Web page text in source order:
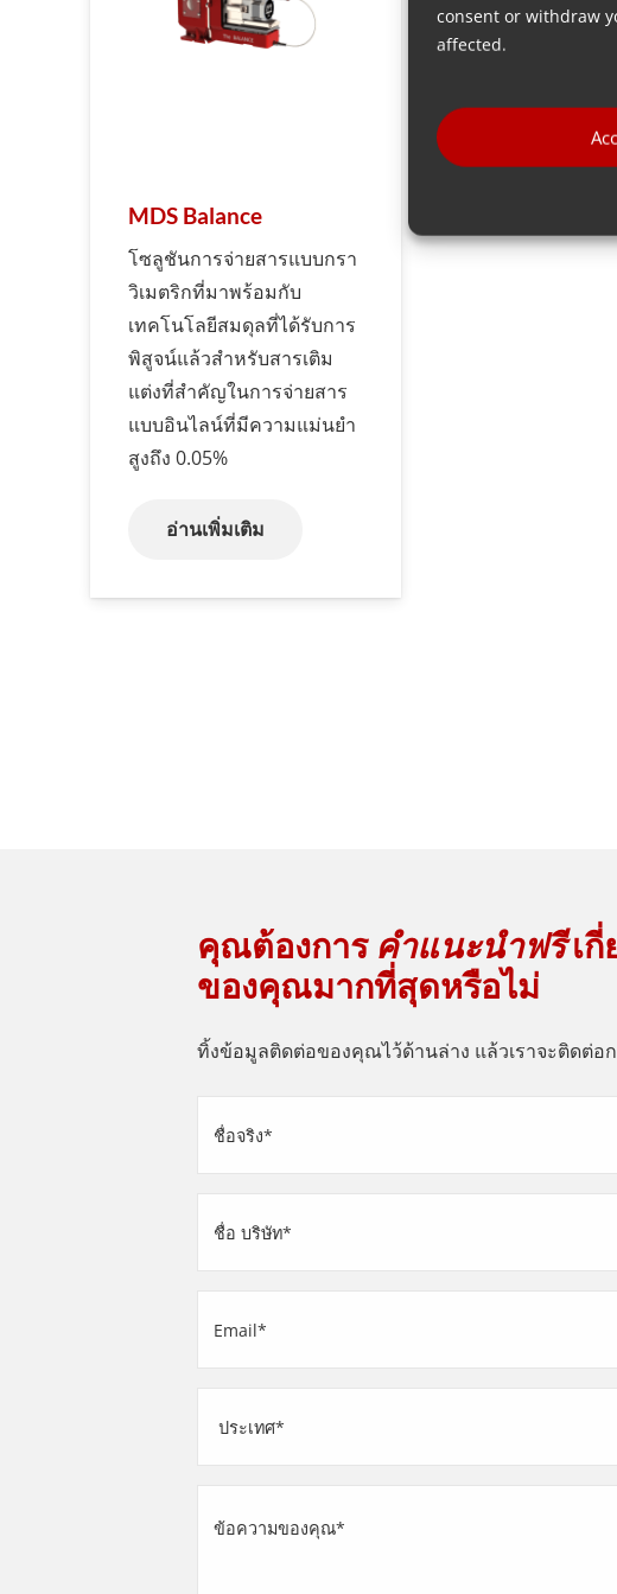
consent or withdraw
affected.
MDS Balance
โซลูชันการจ่ายสารแบบกรา
วิเมตริกที่มาพร้อมกับ
เทคโนโลยีสมดุลที่ได้รับการ
พิสูจน์แล้วสำหรับสารเติม
แต่งที่สำคัญในการจ่ายสาร
แบบอินไลน์ที่มีความแม่นยำ
สูงถึง 0.05%
อ่านเพิ่มเติม
คุณต้องการ คำแนะนำฟรีเกี่
ของคุณมากที่สุดหรือไม่
ทิ้งข้อมูลติดต่อของคุณไว้ด้านล่าง แล้วเราจะติดต่อ
จริง
(Required)
บริษัท
(Required)
(Required)
Country
ของ